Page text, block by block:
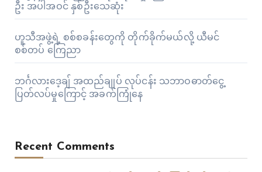
ဦး အပါအဝင် နှစ်ဦးသေဆုံး
ဟူသီအဖွဲ့ရဲ့ စစ်စခန်းတွေကို တိုက်ခိုက်မယ်လို့ ယီမင်
စစ်တပ် ကြေညာ
ဘင်္ဂလားဒေ့ချ် အထည်ချုပ် လုပ်ငန်း သဘာဝဓာတ်ငွေ့
ပြတ်လပ်မှုကြောင့် အခက်ကြုံနေ
Recent Comments